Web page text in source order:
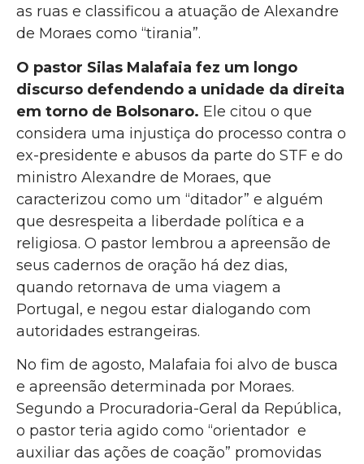
as ruas e classificou a atuação de Alexandre
de Moraes como “tirania”.
O pastor Silas Malafaia fez um longo
discurso defendendo a unidade da direita
em torno de Bolsonaro. Ele citou o que
considera uma injustiça do processo contra o
ex-presidente e abusos da parte do STF e do
ministro Alexandre de Moraes, que
caracterizou como um “ditador” e alguém
que desrespeita a liberdade política e a
religiosa. O pastor lembrou a apreensão de
seus cadernos de oração há dez dias,
quando retornava de uma viagem a
Portugal, e negou estar dialogando com
autoridades estrangeiras.
No fim de agosto, Malafaia foi alvo de busca
e apreensão determinada por Moraes.
Segundo a Procuradoria-Geral da República,
o pastor teria agido como “orientador e
auxiliar das ações de coação” promovidas